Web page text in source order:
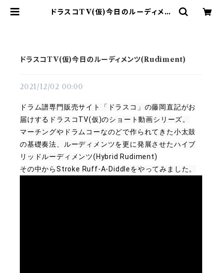
ドラスコTV(仮)今日のルーディメン
ドラスコTV(仮)今日のルーディメンツ(Rudiment)
2021/12/02 00:00
ドラム譜専門販売サイト「ドラスコ」の藤岡直記がお
届けするドラスコTV(仮)のショート動画シリーズ。
マーチングやドラムコーなのどで作られてきた小太鼓
の基礎奏法、ルーディメンツを更に発展させたハイブ
リッドルーディメンツ(Hybrid Rudiment)
その中からStroke Ruff-A-Diddleをやってみました。